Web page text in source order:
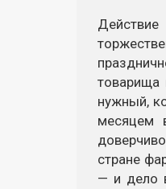
товарища
нужный,
месяцем
стране
— и дело